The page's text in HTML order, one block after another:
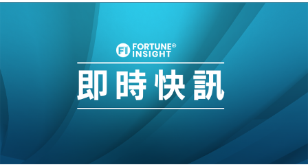
財經｜滙豐上調香港今年GDP預測至4.5% 看好貿易
及消費表現
本地｜假冒內地執法人員要求交「保證金」 43歲女子
損失近6900萬元
財經｜日經失守6.5萬點後回穩 全周仍升近2%
15:47
財經｜恒隆10月換帥 玩具「反」斗城亞洲CEO蔡德
財經｜韓股反覆波動收跌 連挫7周創逾3年最長跌勢